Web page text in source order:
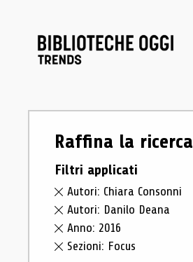
Raffina la ricerca
Filtri applicati
Autori: Chiara Consonni
Autori: Danilo Deana
Anno: 2016
Sezioni: Focus